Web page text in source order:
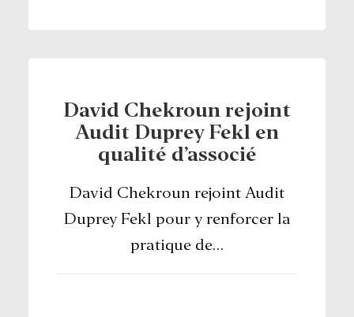
David Chekroun rejoint
Audit Duprey Fekl en
qualité d’associé
David Chekroun rejoint Audit
Duprey Fekl pour y renforcer la
pratique de…